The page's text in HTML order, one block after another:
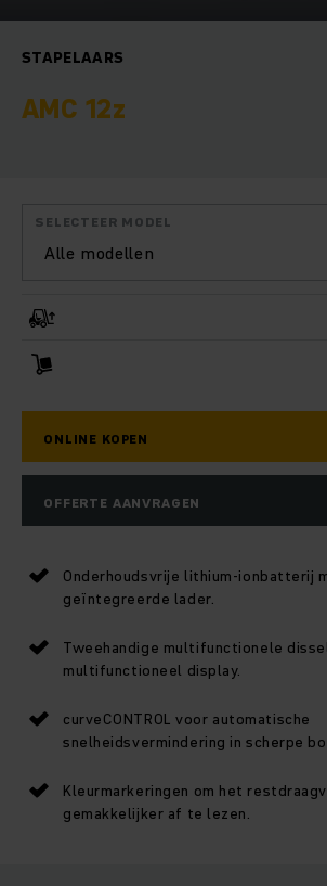
STAPELAARS
AMC 12z
Alle modellen
SELECTEER MODEL
ONLINE KOPEN
OFFERTE AANVRAGEN
Onderhoudsvrije lithium-ionbatterij
geïntegreerde lader.
Tweehandige multifunctionele
multifunctioneel display.
curveCONTROL voor automatische
snelheidsvermindering in scherpe
Kleurmarkeringen om het
gemakkelijker af te lezen.